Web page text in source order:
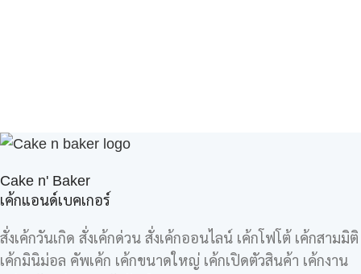
Cake n' Baker
เค้กแอนด์เบคเกอร์
สั่งเค้กวันเกิด สั่งเค้กด่วน สั่งเค้กออนไลน์ เค้กโฟโต้ เค้กสามมิติ
เค้กมินิม่อล คัพเค้ก เค้กขนาดใหญ่ เค้กเปิดตัวสินค้า เค้กงาน